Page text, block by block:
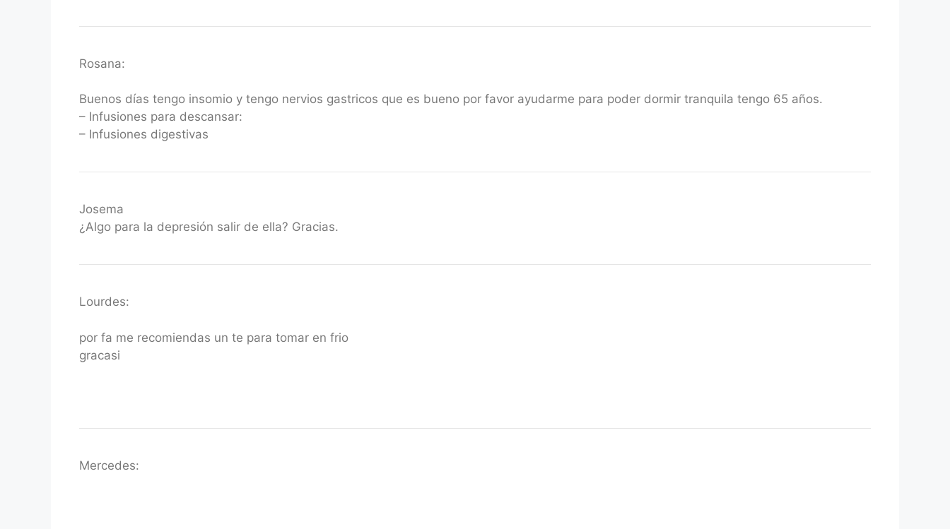
Rosana:
Buenos días tengo insomio y tengo nervios gastricos que es bueno por favor ayudarme para poder dormir tranquila tengo 65 años.
– Infusiones para descansar:
– Infusiones digestivas
Josema
¿Algo para la depresión salir de ella? Gracias.
Lourdes:
por fa me recomiendas un te para tomar en frio
gracasi
Mercedes: